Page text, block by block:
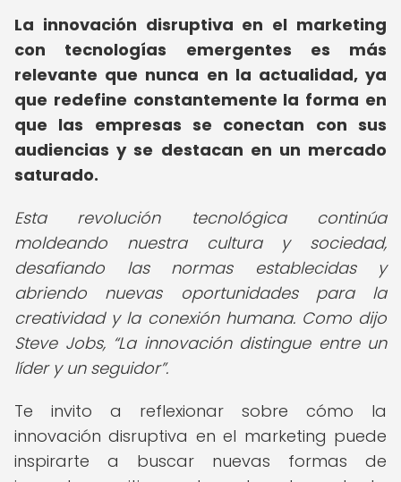
La innovación disruptiva en el marketing
con tecnologías emergentes es más
relevante que nunca en la actualidad, ya
que redefine constantemente la forma en
que las empresas se conectan con sus
audiencias y se destacan en un mercado
saturado.
Esta revolución tecnológica continúa
moldeando nuestra cultura y sociedad,
desafiando las normas establecidas y
abriendo nuevas oportunidades para la
creatividad y la conexión humana. Como dijo
Steve Jobs, La innovación distingue entre un
líder y un seguidor .
Te invito a reflexionar sobre cómo la
innovación disruptiva en el marketing puede
inspirarte a buscar nuevas formas de